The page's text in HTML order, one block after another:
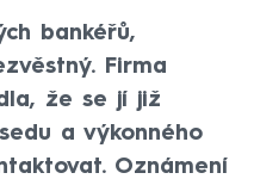
bankéřů,
Firma
že se jí již
a výkonného
Oznámení